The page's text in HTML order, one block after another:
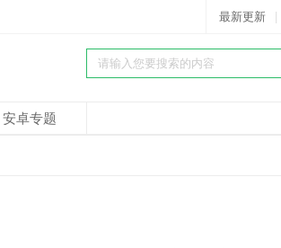
最新更新
安卓专题